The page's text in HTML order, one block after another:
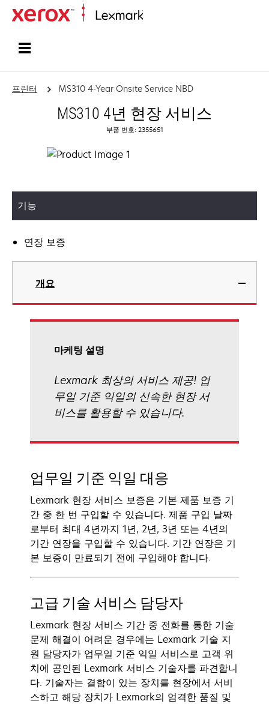
프린터 MS310 4-Year Onsite Service NBD
MS310 4년 현장 서비스
부품 번호: 2355651
기능
연장 보증
개요
마케팅 설명
Lexmark 최상의 서비스 제공! 업
무일 기준 익일의 신속한 현장 서
비스를 활용할 수 있습니다.
업무일 기준 익일 대응
Lexmark 현장 서비스 보증은 기본 제품 보증 기
간 중 한 번 구입할 수 있습니다. 제품 구입 날짜
로부터 최대 4년까지 1년, 2년, 3년 또는 4년의
기간 연장을 구입할 수 있습니다. 기간 연장은 기
본 보증이 만료되기 전에 구입해야 합니다.
고급 기술 서비스 담당자
Lexmark 현장 서비스 기간 중 전화를 통한 기술
문제 해결이 어려운 경우에는 Lexmark 기술 지
원 담당자가 업무일 기준 익일 서비스로 고객 위
치에 공인된 Lexmark 서비스 기술자를 파견합니
다. 기술자는 결함이 있는 장치를 현장에서 서비
스하고 해당 장치가 Lexmark의 엄격한 품질 및